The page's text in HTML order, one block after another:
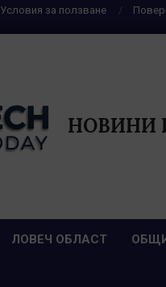
Условия за ползване
НОВИНИ
ЛОВЕЧ ОБЛАСТ